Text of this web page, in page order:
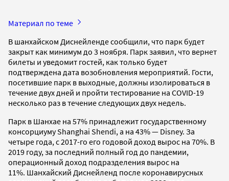
Материал по теме
В шанхайском Диснейленде сообщили, что парк будет
закрыт как минимум до 3 ноября. Парк заявил, что вернет
билеты и уведомит гостей, как только будет
подтверждена дата возобновления мероприятий. Гости,
посетившие парк в выходные, должны изолироваться в
течение двух дней и пройти тестирование на COVID-19
несколько раз в течение следующих двух недель.
Парк в Шанхае на 57% принадлежит государственному
консорциуму Shanghai Shendi, а на 43% — Disney. За
четыре года, с 2017-го его годовой доход вырос на 70%. В
2019 году, за последний полный год до пандемии,
операционный доход подразделения вырос на
11%. Шанхайский Диснейленд после коронавирусных